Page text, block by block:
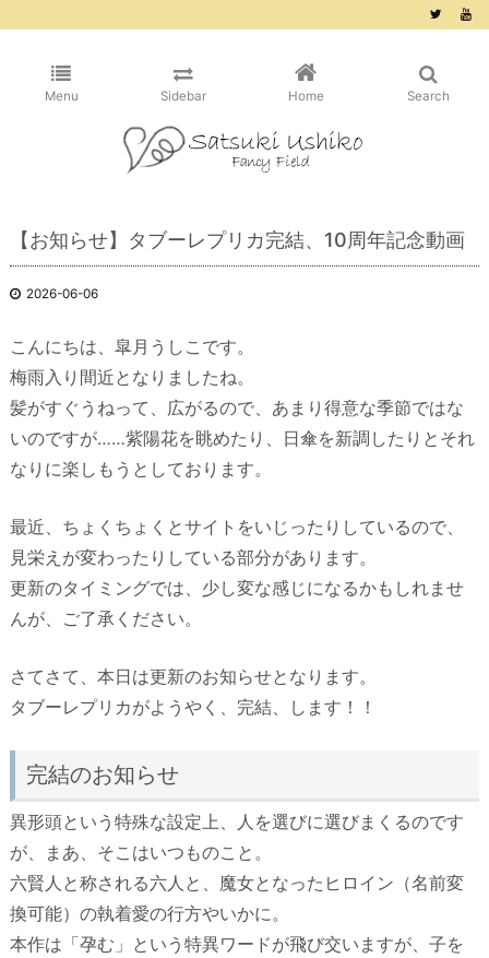
Menu Sidebar Home Search
【お知らせ】タブーレプリカ完結、10周年記念動画
2026-06-06
こんにちは、皐月うしこです。
梅雨入り間近となりましたね。
髪がすぐうねって、広がるので、あまり得意な季節ではな
いのですが……紫陽花を眺めたり、日傘を新調したりとそれ
なりに楽しもうとしております。
最近、ちょくちょくとサイトをいじったりしているので、
見栄えが変わったりしている部分があります。
更新のタイミングでは、少し変な感じになるかもしれませ
んが、ご了承ください。
さてさて、本日は更新のお知らせとなります。
タブーレプリカがようやく、完結、します！！
完結のお知らせ
異形頭という特殊な設定上、人を選びに選びまくるのです
が、まあ、そこはいつものこと。
六賢人と称される六人と、魔女となったヒロイン（名前変
換可能）の執着愛の行方やいかに。
本作は「孕む」という特異ワードが飛び交いますが、子を